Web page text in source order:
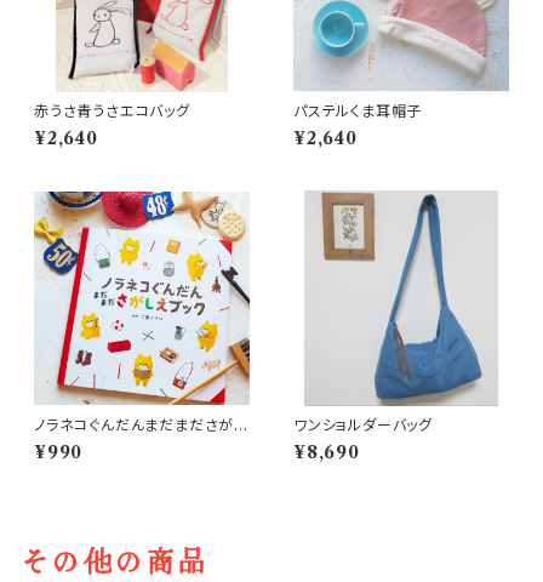
赤うさ青うさエコバッグ
¥2,640
パステルくま耳帽子
¥2,640
ノラネコぐんだんまだまださがし
えブック
¥990
ワンショルダーバッグ
¥8,690
その他の商品